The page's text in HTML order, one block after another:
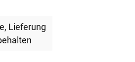
, Lieferung